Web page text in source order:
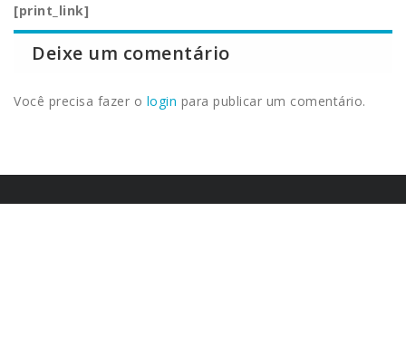
[print_link]
Deixe um comentário
Você precisa fazer o login para publicar um comentário.